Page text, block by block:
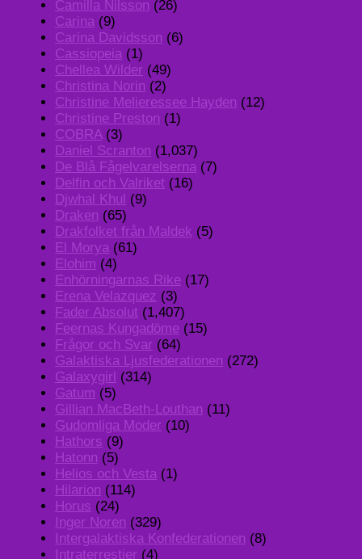
Camilla Nilsson (26)
Carina (9)
Carina Davidsson (6)
Cassiopeia (1)
Chellea Wilder (49)
Christina Norin (2)
Christine Melieressee Hayden (12)
Christine Preston (1)
COBRA(3)
Daniel Scranton (1,037)
De Blå Fågelvarelserna (7)
Delfin och Valriket (16)
Djwhal Khul (9)
Draken (65)
Drakfolket från Maldek (5)
El Morya (61)
Elohim (4)
Enhörningarnas Rike (17)
Erena Velazquez (3)
Fader Absolut (1,407)
Feernas Kungadöme (15)
Frågor och Svar (64)
Galaktiska Ljusfederationen (272)
Galaxygirl (314)
Gatum (5)
Gillian MacBeth-Louthan (11)
Gudomliga Moder (10)
Hathors (9)
Hatonn (5)
Helios och Vesta (1)
Hilarion (114)
Horus (24)
Inger Noren (329)
Intergalaktiska Konfederationen (8)
Intraterrestier (4)